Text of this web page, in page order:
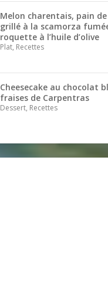
Melon charentais, pain
grillé à la scamorza
roquette à l’huile d’olive
Plat, Recettes
Cheesecake au chocolat
fraises de Carpentras
Dessert, Recettes